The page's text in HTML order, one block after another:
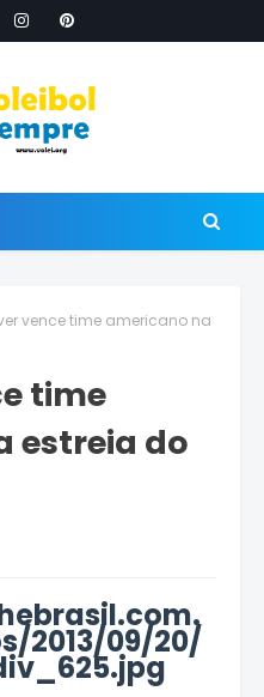
vence time americano na
time
estreia do